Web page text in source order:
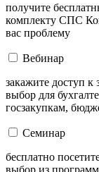
получите
комплекту СПС
вас проблему
Вебинар
закажите доступ к
выбор для
госзакупкам,
Семинар
бесплатно
выбор из